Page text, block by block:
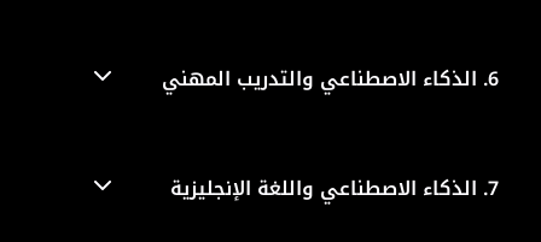
6. الذكاء الاصطناعي والتدريب المهني
7. الذكاء الاصطناعي واللغة الإنجليزية